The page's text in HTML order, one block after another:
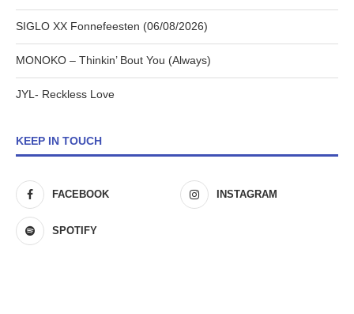
SIGLO XX Fonnefeesten (06/08/2026)
MONOKO – Thinkin’ Bout You (Always)
JYL- Reckless Love
KEEP IN TOUCH
FACEBOOK INSTAGRAM
SPOTIFY